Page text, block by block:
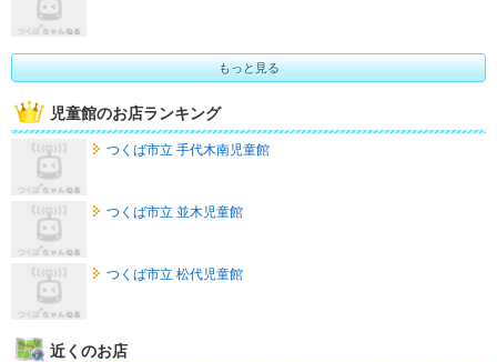
もっと見る
児童館のお店ランキング
つくば市立 手代木南児童館
つくば市立 並木児童館
つくば市立 松代児童館
近くのお店